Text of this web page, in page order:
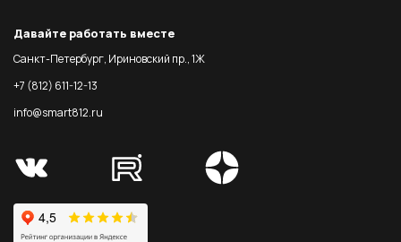
Давайте работать вместе
Санкт-Петербург, Ириновский пр., 1Ж
+7 (812) 611-12-13
info@smart812.ru